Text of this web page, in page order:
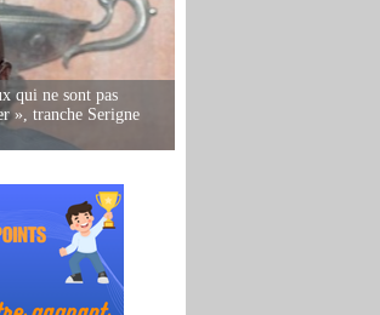
qui ne sont pas
», tranche Serigne